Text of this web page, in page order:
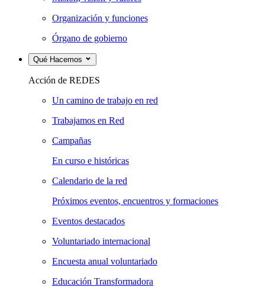
Organización y funciones
Órgano de gobierno
Qué Hacemos
Acción de REDES
Un camino de trabajo en red
Trabajamos en Red
Campañas
En curso e históricas
Calendario de la red
Próximos eventos, encuentros y formaciones
Eventos destacados
Voluntariado internacional
Encuesta anual voluntariado
Educación Transformadora